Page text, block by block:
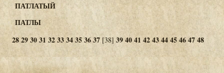
ПАТЛАТЫЙ
ПАТЛЫ
28293031 323334353637[38] 394041 42434445464748